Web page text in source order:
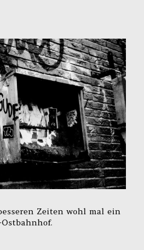
Zeiten wohl mal ein